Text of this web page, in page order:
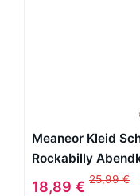
Meaneor Kleid
Rockabilly
18,89 € 25,99 €